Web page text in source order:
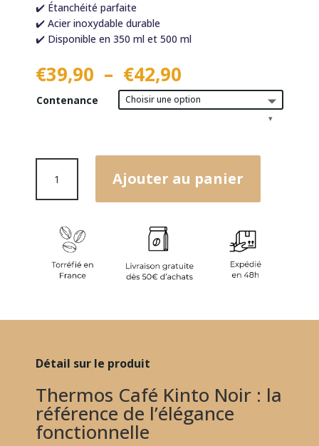
✔️ Étanchéité parfaite
✔️ Acier inoxydable durable
✔️ Disponible en 350 ml et 500 ml
€39,90 – €42,90
de
prix :
€42,90
Contenance
Thermos
Ajouter au panier
Détail sur le produit
Thermos Café Kinto Noir : la
référence de l’élégance
fonctionnelle